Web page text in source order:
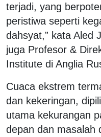
terjadi, yang
peristiwa seperti
dahsyat,” kata Aled
juga Profesor &
Institute di Anglia
Cuaca ekstrem
dan kekeringan,
utama kekurangan
depan dan masalah